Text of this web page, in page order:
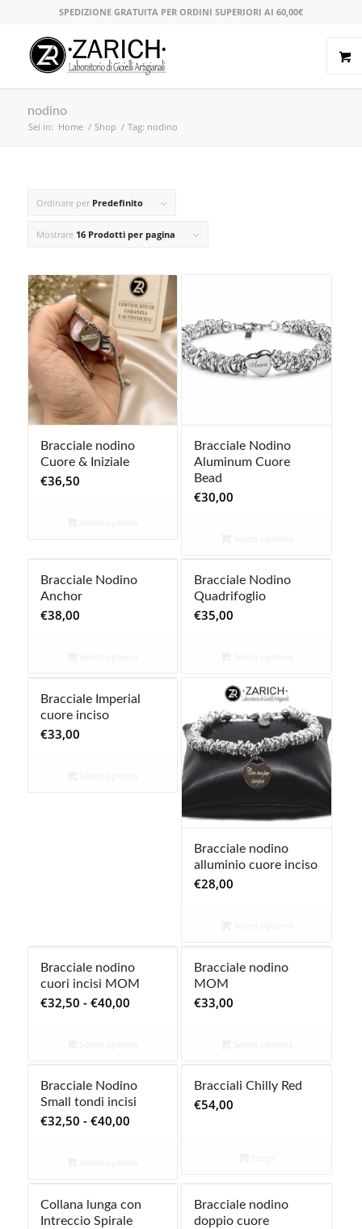
SPEDIZIONE GRATUITA PER ORDINI SUPERIORI AI 60,00€
nodino
Sei in: Home / Shop / Tag: nodino
Ordinare per Predefinito
Mostrare 16 Prodotti per pagina
Bracciale nodino
Cuore & Iniziale
€36,50
Bracciale Nodino
Aluminum Cuore
Bead
€30,00
Bracciale Nodino
Anchor
€38,00
Bracciale Nodino
Quadrifoglio
€35,00
Bracciale Imperial
cuore inciso
€33,00
Bracciale nodino
alluminio cuore inciso
€28,00
Bracciale nodino
cuori incisi MOM
€32,50 - €40,00Fascia
a
€40,00
Bracciale nodino
MOM
€33,00
Bracciale Nodino
Small tondi incisi
€32,50 - €40,00Fascia
a
Bracciali Chilly Red
€54,00
Collana lunga con
Intreccio Spirale
Bracciale nodino
doppio cuore